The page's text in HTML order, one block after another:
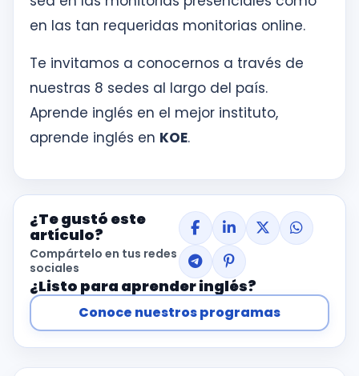
en las tan requeridas monitorias online.
Te invitamos a conocernos a través de
nuestras 8 sedes al largo del país.
Aprende inglés en el mejor instituto,
aprende inglés en KOE.
¿Te gustó este
artículo?
Compártelo en tus redes
sociales
¿Listo para aprender inglés?
Conoce nuestros programas